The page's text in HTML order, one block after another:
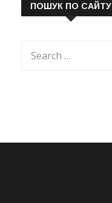
ПОШУК ПО САЙТУ